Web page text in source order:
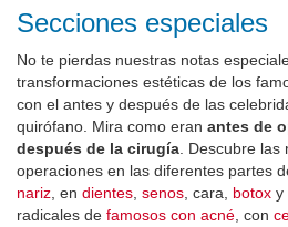
Secciones especiales
No te pierdas nuestras notas
transformaciones estéticas de los
con el antes y después de las
quirófano. Mira como eran antes de
después de la cirugía . Descubre
operaciones en las diferentes partes
nariz , en dientes senos , cara, botox y
radicales de famosos con acné , con